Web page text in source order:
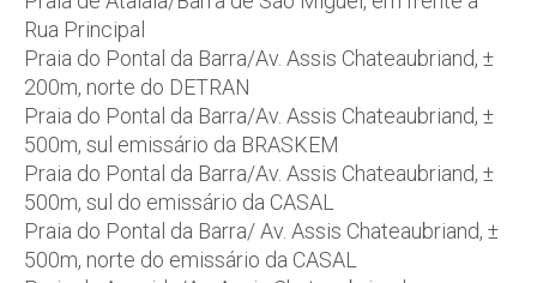
Rua Principal
Praia do Pontal da Barra/Av. Assis Chateaubriand, ±
200m, norte do DETRAN
Praia do Pontal da Barra/Av. Assis Chateaubriand, ±
500m, sul emissário da BRASKEM
Praia do Pontal da Barra/Av. Assis Chateaubriand, ±
500m, sul do emissário da CASAL
Praia do Pontal da Barra/ Av. Assis Chateaubriand, ±
500m, norte do emissário da CASAL